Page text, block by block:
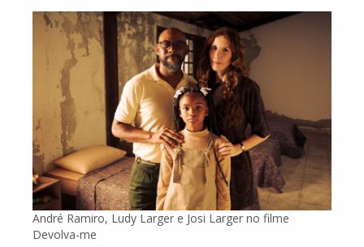
André Ramiro, Ludy Larger e Josi Larger no filme
Devolva-me